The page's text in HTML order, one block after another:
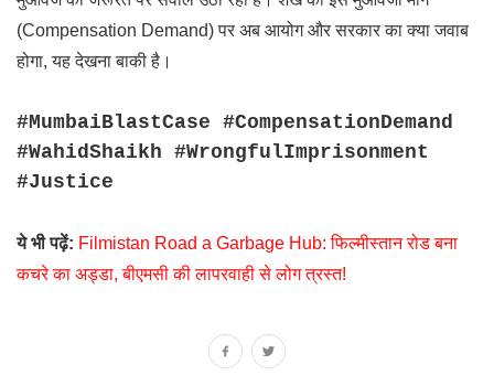
(Compensation Demand) पर अब आयोग और सरकार का क्या जवाब
होगा, यह देखना बाकी है।
#MumbaiBlastCase #CompensationDemand
#WahidShaikh #WrongfulImprisonment
#Justice
ये भी पढ़ें: Filmistan Road a Garbage Hub: फिल्मीस्तान रोड बना
कचरे का अड्डा, बीएमसी की लापरवाही से लोग त्रस्त!